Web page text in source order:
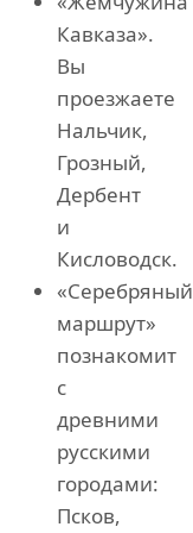
Кавказа».
Вы
проезжаете
Нальчик,
Грозный,
Дербент
и
Кисловодск.
«Серебряный
маршрут»
познакомит
с
древними
русскими
городами:
Псков,